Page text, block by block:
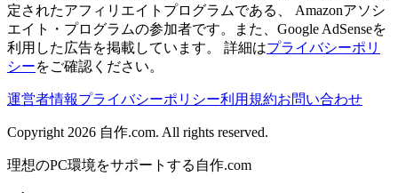
定されたアフィリエイトプログラムである、 Amazonアソシ
エイト・プログラムの参加者です。また、Google AdSenseを
利用した広告を掲載しています。 詳細はプライバシーポリ
シーをご確認ください。
運営者情報プライバシーポリシー利用規約お問い合わせ
Copyright 2026 自作.com. All rights reserved.
理想のPC環境をサポートする自作.com